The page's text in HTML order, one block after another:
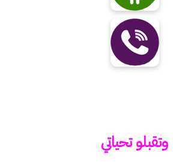
وتقبلو تحياتي